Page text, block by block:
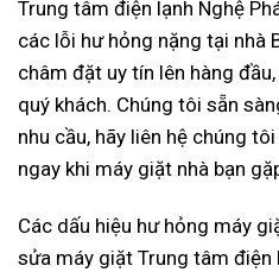
Trung tâm điện lạnh Nghệ
các lỗi hư hỏng nặng tại nhà
châm đặt uy tín lên hàng
quý khách. Chúng tôi sẵn
nhu cầu, hãy liên hệ chúng
ngay khi máy giặt nhà bạn
Các dấu hiệu hư hỏng máy
sửa máy giặt Trung tâm điện